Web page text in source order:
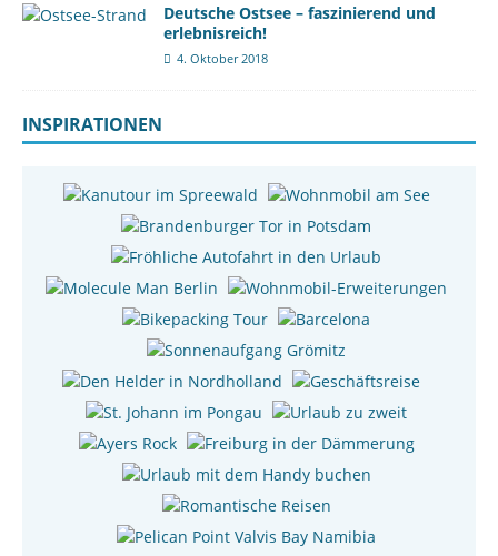
Deutsche Ostsee – faszinierend und
erlebnisreich!
4. Oktober 2018
INSPIRATIONEN